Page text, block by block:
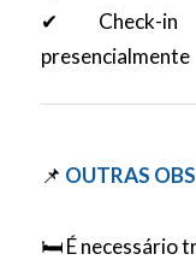
✔ Check-in
presencialmente
📌 OUTRAS
🛏️ É necessário